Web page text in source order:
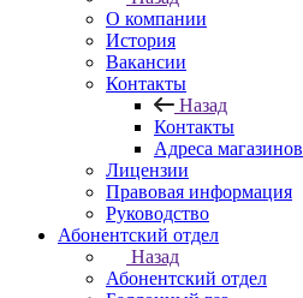
О компании
История
Вакансии
Контакты
Назад
Контакты
Адреса магазинов
Лицензии
Правовая информация
Руководство
Абонентский отдел
Назад
Абонентский отдел